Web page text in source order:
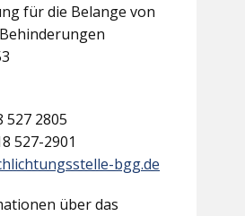
für die Belange von
527 2805
527-2901
bgg.de
über das